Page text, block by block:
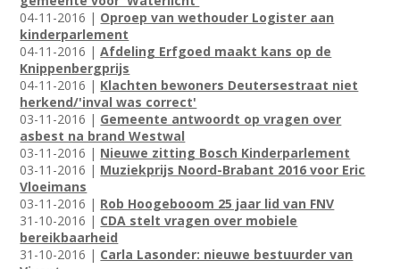
04-11-2016 | Oproep van wethouder Logister aan
kinderparlement
04-11-2016 |Afdeling Erfgoed maakt kans op de
Knippenbergprijs
04-11-2016 | Klachten bewoners Deutersestraat niet
herkend/'inval was correct'
03-11-2016 | Gemeente antwoordt op vragen over
asbest na brand Westwal
03-11-2016 | Nieuwe zitting Bosch Kinderparlement
03-11-2016 | Muziekprijs Noord-Brabant 2016 voor Eric
Vloeimans
03-11-2016 | Rob Hoogebooom 25 jaar lid van FNV
31-10-2016 | CDA stelt vragen over mobiele
bereikbaarheid
31-10-2016 | Carla Lasonder: nieuwe bestuurder van